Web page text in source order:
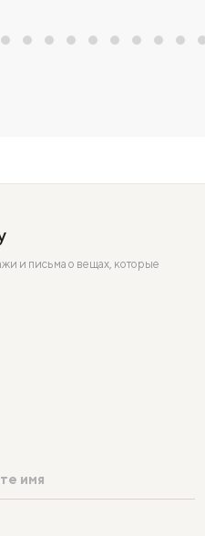
и письма о вещах, которые